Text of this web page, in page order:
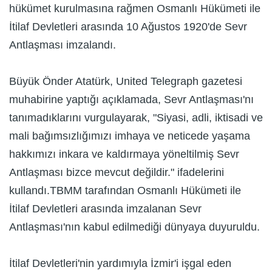
hükümet kurulmasına rağmen Osmanlı Hükümeti ile
İtilaf Devletleri arasında 10 Ağustos 1920'de Sevr
Antlaşması imzalandı.
Büyük Önder Atatürk, United Telegraph gazetesi
muhabirine yaptığı açıklamada, Sevr Antlaşması'nı
tanımadıklarını vurgulayarak, "Siyasi, adli, iktisadi ve
mali bağımsızlığımızı imhaya ve neticede yaşama
hakkımızı inkara ve kaldırmaya yöneltilmiş Sevr
Antlaşması bizce mevcut değildir." ifadelerini
kullandı.TBMM tarafından Osmanlı Hükümeti ile
İtilaf Devletleri arasında imzalanan Sevr
Antlaşması'nın kabul edilmediği dünyaya duyuruldu.
İtilaf Devletleri'nin yardımıyla İzmir'i işgal eden